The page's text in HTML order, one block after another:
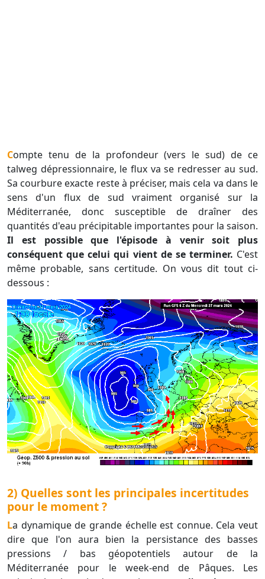
Compte tenu de la profondeur (vers le sud) de ce
talweg dépressionnaire, le flux va se redresser au sud.
Sa courbure exacte reste à préciser, mais cela va dans le
sens d'un flux de sud vraiment organisé sur la
Méditerranée, donc susceptible de draîner des
quantités d'eau précipitable importantes pour la saison.
Il est possible que l'épisode à venir soit plus
conséquent que celui qui vient de se terminer. C'est
même probable, sans certitude. On vous dit tout ci-
dessous :
2) Quelles sont les principales incertitudes
pour le moment ?
La dynamique de grande échelle est connue. Cela veut
dire que l'on aura bien la persistance des basses
pressions / bas géopotentiels autour de la
Méditerranée pour le week-end de Pâques. Les